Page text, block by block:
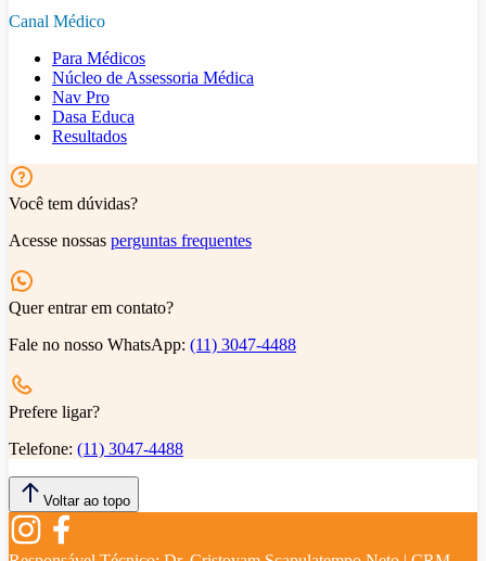
Canal Médico
Para Médicos
Núcleo de Assessoria Médica
Nav Pro
Dasa Educa
Resultados
Você tem dúvidas?
Acesse nossas perguntas frequentes
Quer entrar em contato?
Fale no nosso WhatsApp: (11) 3047-4488
Prefere ligar?
Telefone: (11) 3047-4488
Voltar ao topo